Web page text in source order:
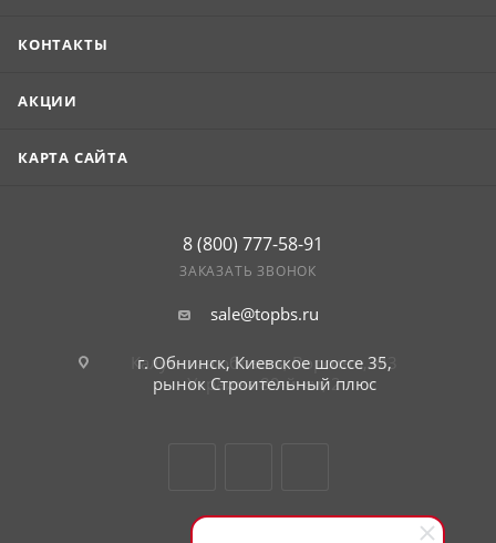
КОНТАКТЫ
АКЦИИ
КАРТА САЙТА
8 (800) 777-58-91
ЗАКАЗАТЬ ЗВОНОК
sale@topbs.ru
г. Обнинск, Киевское шоссе 35,
рынок Строительный плюс